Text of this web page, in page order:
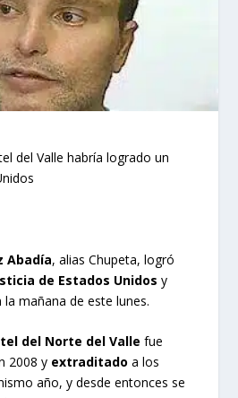
del Valle habría logrado un
Abadía, alias Chupeta, logró
de Estados Unidos y
la mañana de este lunes.
del Norte del Vallefue
2008 y extraditado a los
año, y desde entonces se